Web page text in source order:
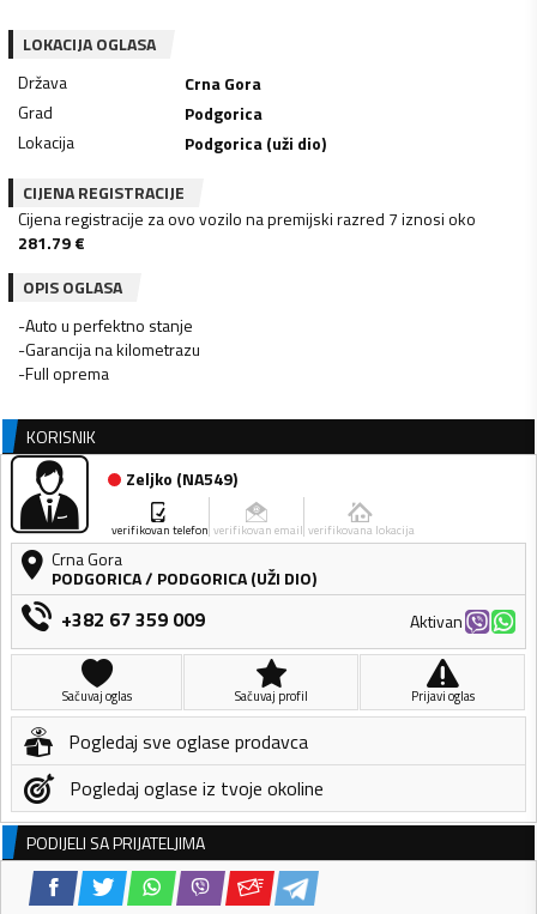
LOKACIJA OGLASA
Država
Crna Gora
Grad
Podgorica
Lokacija
Podgorica (uži dio)
CIJENA REGISTRACIJE
Cijena registracije za ovo vozilo na premijski razred 7 iznosi oko
281.79€
OPIS OGLASA
-Auto u perfektno stanje
-Garancija na kilometrazu
-Full oprema
KORISNIK
Zeljko (NA549)
verifikovan telefon verifikovan email verifikovana lokacija
Crna Gora
PODGORICA/ PODGORICA (UŽI DIO)
+382 67 359 009 Aktivan
Sačuvaj oglas Sačuvaj profil Prijavi oglas
Pogledaj sve oglase prodavca
Pogledaj oglase iz tvoje okoline
PODIJELI SA PRIJATELJIMA